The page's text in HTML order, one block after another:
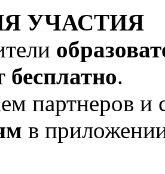
УЧАСТИЯ
бесплатно.
партнеров и
в